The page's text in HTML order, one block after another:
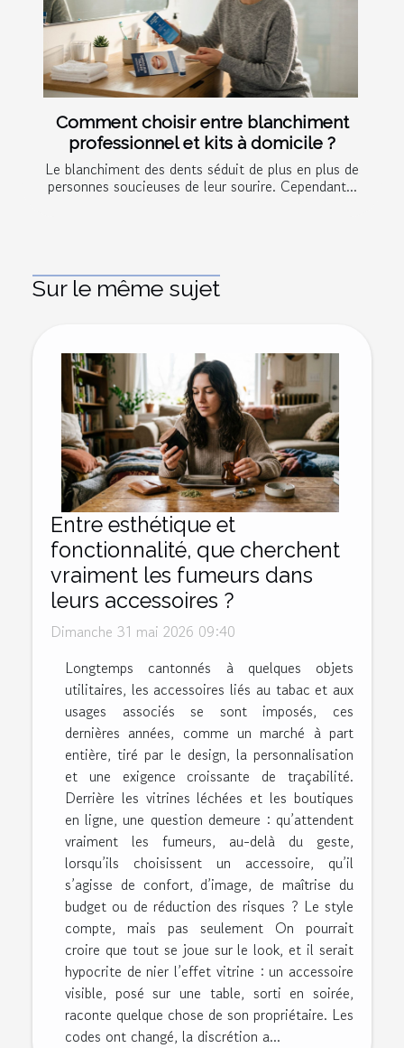
Comment choisir entre blanchiment
professionnel et kits à domicile ?
Le blanchiment des dents séduit de plus en plus de
personnes soucieuses de leur sourire. Cependant...
Sur le même sujet
Entre esthétique et
fonctionnalité, que cherchent
vraiment les fumeurs dans
leurs accessoires ?
Dimanche 31 mai 2026 09:40
Longtemps cantonnés à quelques objets
utilitaires, les accessoires liés au tabac et aux
usages associés se sont imposés, ces
dernières années, comme un marché à part
entière, tiré par le design, la personnalisation
et une exigence croissante de traçabilité.
Derrière les vitrines léchées et les boutiques
en ligne, une question demeure : qu’attendent
vraiment les fumeurs, au-delà du geste,
lorsqu’ils choisissent un accessoire, qu’il
s’agisse de confort, d’image, de maîtrise du
budget ou de réduction des risques ? Le style
compte, mais pas seulement On pourrait
croire que tout se joue sur le look, et il serait
hypocrite de nier l’effet vitrine : un accessoire
visible, posé sur une table, sorti en soirée,
raconte quelque chose de son propriétaire. Les
codes ont changé, la discrétion a...